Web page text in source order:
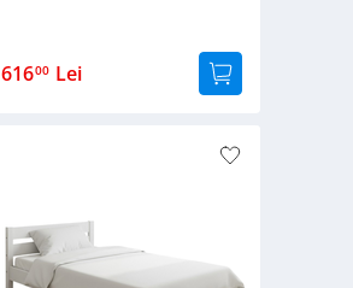
61600 Lei